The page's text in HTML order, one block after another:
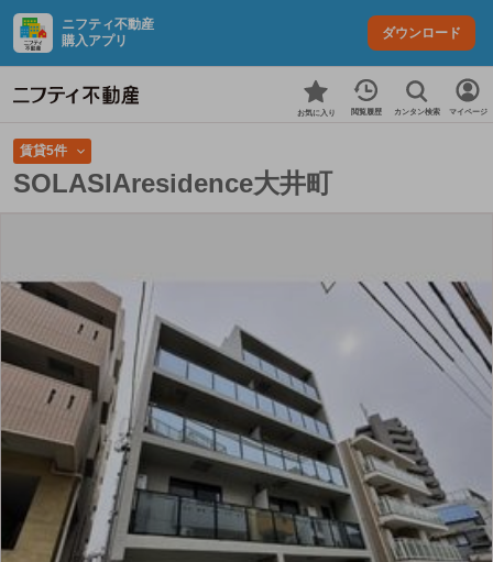
ニフティ不動産
購入アプリ
ダウンロード
お気に入り 閲覧履歴 カンタン検索 マイページ
賃貸5件
SOLASIAresidence大井町